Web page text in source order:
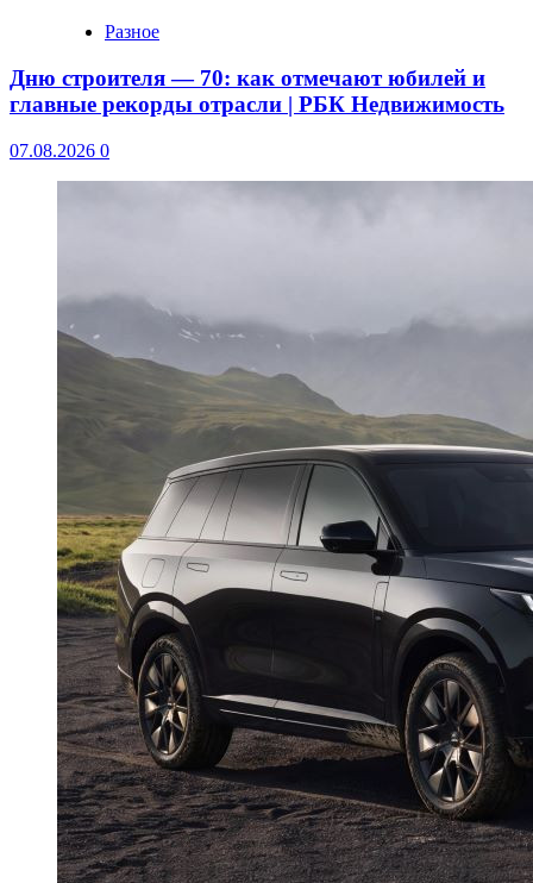
Разное
Дню строителя — 70: как отмечают юбилей и
главные рекорды отрасли | РБК Недвижимость
07.08.2026 0